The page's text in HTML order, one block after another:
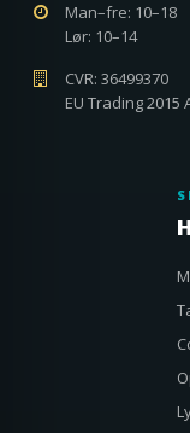
Man–fre: 10–18
Lør: 10–14
CVR: 36499370
EU Trading 2015